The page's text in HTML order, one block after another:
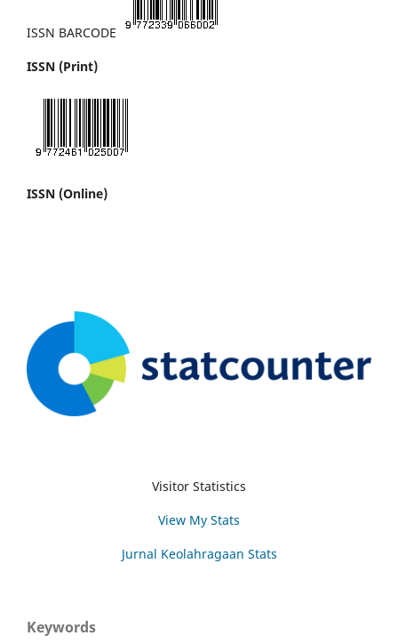
ISSN BARCODE
ISSN (Print)
ISSN (Online)
Visitor Statistics
View My Stats
Jurnal Keolahragaan Stats
Keywords